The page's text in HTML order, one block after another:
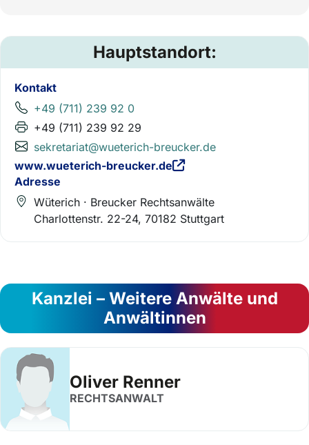
Hauptstandort:
Kontakt
+49 (711) 239 92 0
+49 (711) 239 92 29
sekretariat@wueterich-breucker.de
www.wueterich-breucker.de
Adresse
Wüterich · Breucker Rechtsanwälte
Charlottenstr. 22-24, 70182 Stuttgart
Kanzlei – Weitere Anwälte und
Anwältinnen
Oliver Renner
RECHTSANWALT